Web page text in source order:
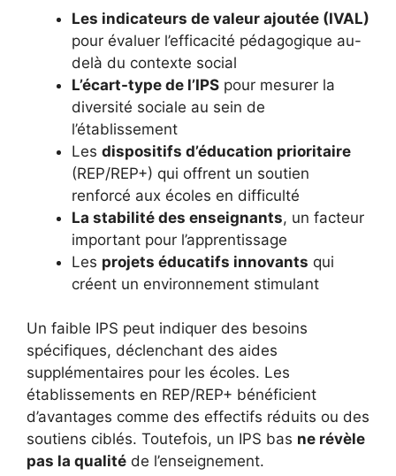
Les indicateurs de valeur ajoutée (IVAL)
pour évaluer l’efficacité pédagogique au-
delà du contexte social
L’écart-type de l’IPS pour mesurer la
diversité sociale au sein de
l’établissement
Les dispositifs d’éducation prioritaire
(REP/REP+) qui offrent un soutien
renforcé aux écoles en difficulté
La stabilité des enseignants, un facteur
important pour l’apprentissage
Les projets éducatifs innovants qui
créent un environnement stimulant
Un faible IPS peut indiquer des besoins
spécifiques, déclenchant des aides
supplémentaires pour les écoles. Les
établissements en REP/REP+ bénéficient
d’avantages comme des effectifs réduits ou des
soutiens ciblés. Toutefois, un IPS bas ne révèle
pas la qualité de l’enseignement.